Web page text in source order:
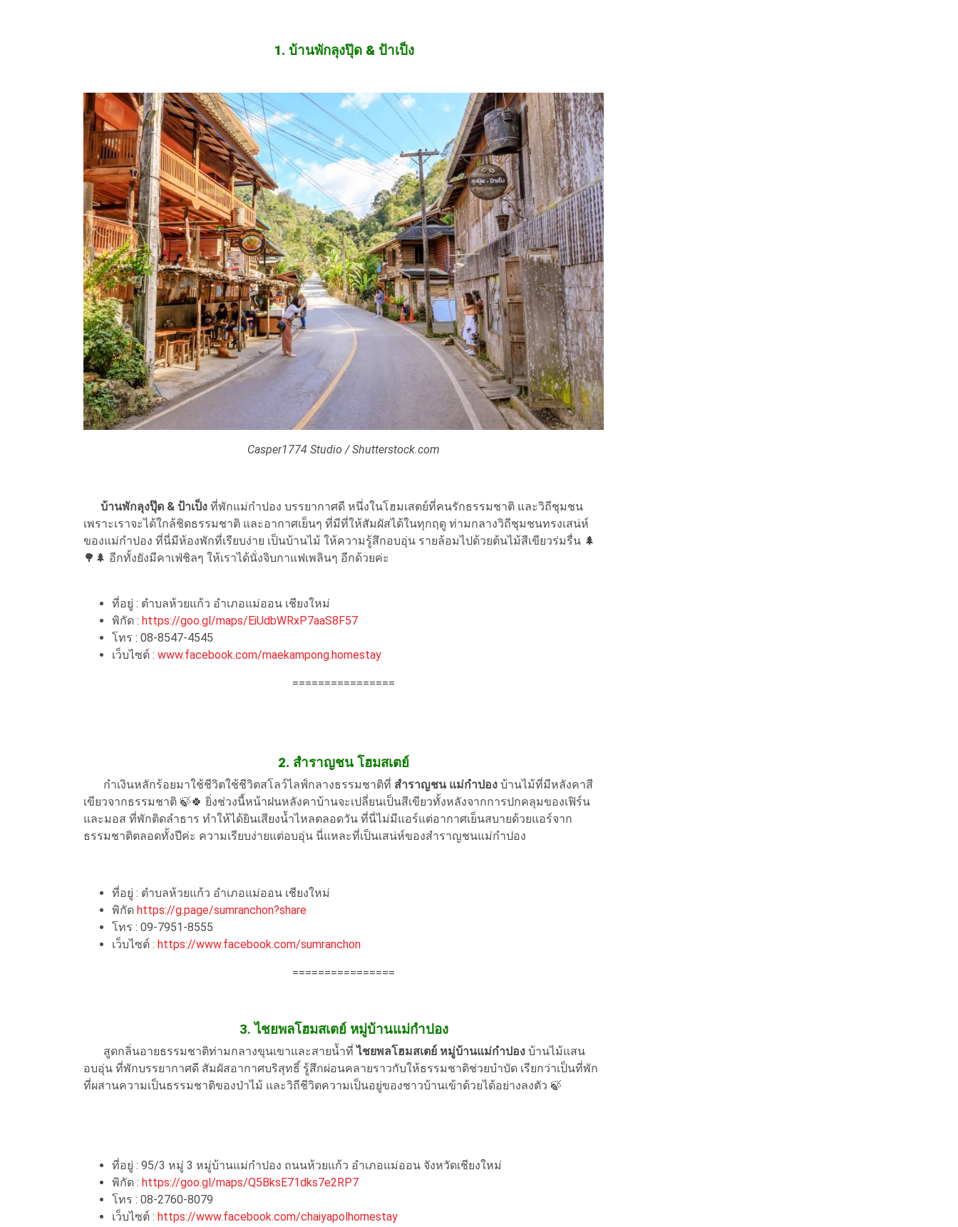
1. บ้านพักลุงปุ๊ด & ป้าเป็ง
Casper1774 Studio / Shutterstock.com
บ้านพักลุงปุ๊ด & ป้าเป็ง ที่พักแม่กำปอง บรรยากาศดี หนึ่งในโฮมเสตย์ที่คนรักธรรมชาติ และวิถีชุมชน
เพราะเราจะได้ใกล้ชิดธรรมชาติ และอากาศเย็นๆ ที่มีที่ให้สัมผัสได้ในทุกฤดู ท่ามกลางวิถีชุมชนทรงเสน่ห์
ของแม่กำปอง ที่นี่มีห้องพักที่เรียบง่าย เป็นบ้านไม้ ให้ความรู้สึกอบอุ่น รายล้อมไปด้วยต้นไม้สีเขียวร่มรื่น 🌲
🌳🌲 อีกทั้งยังมีคาเฟ่ชิลๆ ให้เราได้นั่งจิบกาแฟเพลินๆ อีกด้วยค่ะ
ที่อยู่ : ตำบลห้วยแก้ว อำเภอแม่ออน เชียงใหม่
พิกัด : https://goo.gl/maps/EiUdbWRxP7aaS8F57
โทร : 08-8547-4545
เว็บไซต์ : www.facebook.com/maekampong.homestay
================
2. สำราญชน โฮมสเตย์
กำเงินหลักร้อยมาใช้ชีวิตใช้ชีวิตสโลว์ไลฟ์กลางธรรมชาติที่ สำราญชน แม่กำปอง บ้านไม้ที่มีหลังคาสี
เขียวจากธรรมชาติ 🍃🍀 ยิ่งช่วงนี้หน้าฝนหลังคาบ้านจะเปลี่ยนเป็นสีเขียวทั้งหลังจากการปกคลุมของเฟิร์น
และมอส ที่พักติดลำธาร ทำให้ได้ยินเสียงน้ำไหลตลอดวัน ที่นี่ไม่มีแอร์แต่อากาศเย็นสบายด้วยแอร์จาก
ธรรมชาติตลอดทั้งปีค่ะ ความเรียบง่ายแต่อบอุ่น นี่แหละที่เป็นเสน่ห์ของสำราญชนแม่กำปอง
ที่อยู่ : ตำบลห้วยแก้ว อำเภอแม่ออน เชียงใหม่
พิกัด https://g.page/sumranchon?share
โทร : 09-7951-8555
เว็บไซต์ : https://www.facebook.com/sumranchon
================
3. ไชยพลโฮมสเตย์ หมู่บ้านแม่กำปอง
สูดกลิ่นอายธรรมชาติท่ามกลางขุนเขาและสายน้ำที่ ไชยพลโฮมสเตย์ หมู่บ้านแม่กำปอง บ้านไม้แสน
อบอุ่น ที่พักบรรยากาศดี สัมผัสอากาศบริสุทธิ์ รู้สึกผ่อนคลายราวกับให้ธรรมชาติช่วยบำบัด เรียกว่าเป็นที่พัก
ที่ผสานความเป็นธรรมชาติของป่าไม้ และวิถีชีวิตความเป็นอยู่ของชาวบ้านเข้าด้วยได้อย่างลงตัว 🍃
ที่อยู่ : 95/3 หมู่ 3 หมู่บ้านแม่กำปอง ถนนห้วยแก้ว อำเภอแม่ออน จังหวัดเชียงใหม่
พิกัด : https://goo.gl/maps/Q5BksE71dks7e2RP7
โทร : 08-2760-8079
เว็บไซต์ : https://www.facebook.com/chaiyapolhomestay